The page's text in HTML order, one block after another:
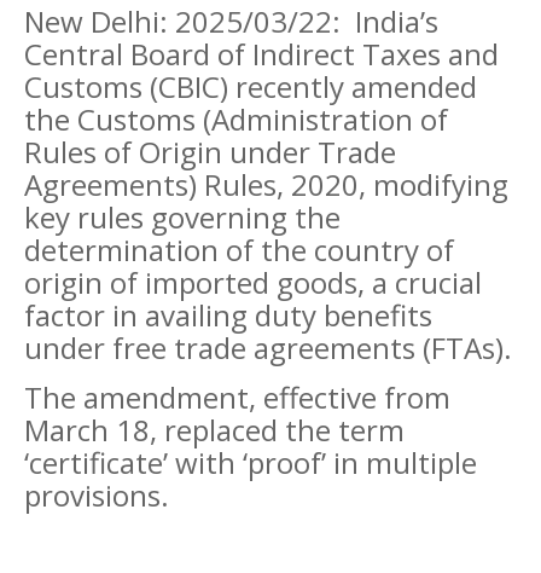
New Delhi: 2025/03/22: India’s
Central Board of Indirect Taxes and
Customs (CBIC) recently amended
the Customs (Administration of
Rules of Origin under Trade
Agreements) Rules, 2020, modifying
key rules governing the
determination of the country of
origin of imported goods, a crucial
factor in availing duty benefits
under free trade agreements (FTAs).
The amendment, effective from
March 18, replaced the term
‘certificate’ with ‘proof’ in multiple
provisions.